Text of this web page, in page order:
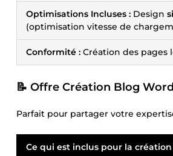
Optimisations Incluses : Design
(optimisation vitesse de
Conformité : Création des pages
📝 Offre Création Blog
Parfait pour partager votre
Ce qui est inclus pour la